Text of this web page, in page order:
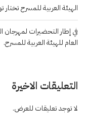
الهيئة العربية للمسرح تختار
في إطار التحضيرات لمهرجان
العام للهيئة العربية للمسرح.
التعليقات الاخيرة
لا توجد تعليقات للعرض.